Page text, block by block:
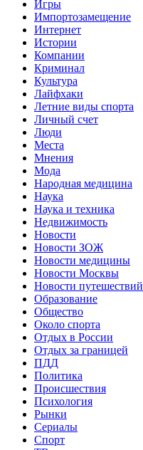
Игры
Импортозамещение
Интернет
Истории
Компании
Криминал
Культура
Лайфхаки
Летние виды спорта
Личный счет
Люди
Места
Мнения
Мода
Народная медицина
Наука
Наука и техника
Недвижимость
Новости
Новости ЗОЖ
Новости медицины
Новости Москвы
Новости путешествий
Образование
Общество
Около спорта
Отдых в России
Отдых за границей
ПДД
Политика
Происшествия
Психология
Рынки
Сериалы
Спорт